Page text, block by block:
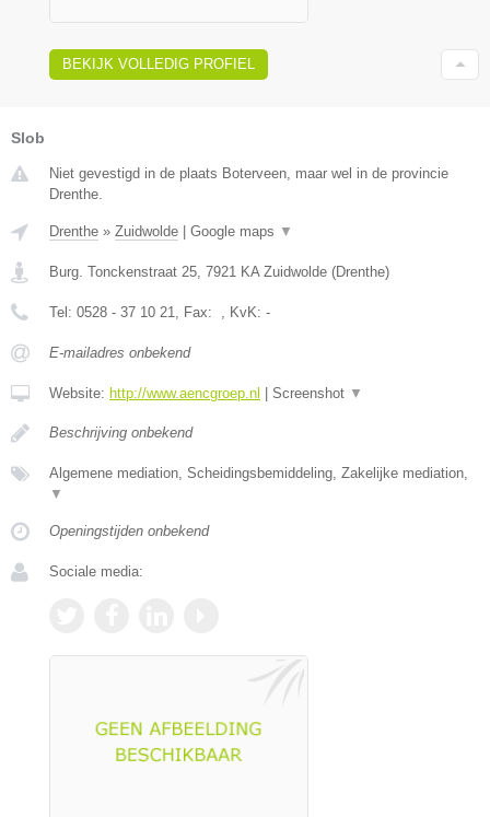
BEKIJK VOLLEDIG PROFIEL
Slob
Niet gevestigd in de plaats Boterveen, maar wel in de provincie
Drenthe.
Drenthe » Zuidwolde Google maps ▼
Burg. Tonckenstraat 25 7921 KA Zuidwolde (Drenthe)
Tel: 0528 - 37 10 21 , Fax: , KvK: -
E-mailadres onbekend
Website: http://www.aencgroep.nl Screenshot ▼
Beschrijving onbekend
Algemene mediation, Scheidingsbemiddeling, Zakelijke mediation,
▼
Openingstijden onbekend
Sociale media: